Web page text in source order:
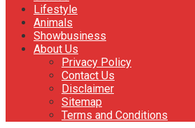
Lifestyle
Animals
Showbusiness
About Us
Privacy Policy
Contact Us
Disclaimer
Sitemap
Terms and Conditions